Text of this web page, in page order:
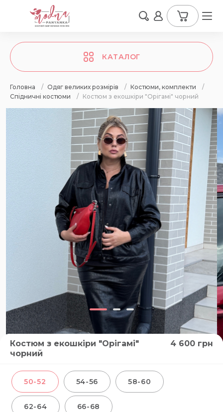
КАТАЛОГ
Головна / Одяг великих розмірів / Костюми, комплекти
/
Спідничні костюми
/ Костюм з екошкіри "Орігамі" чорний
Костюм з екошкіри "Орігамі"
чорний
4 600 грн
50-52 54-56 58-60
62-64 66-68